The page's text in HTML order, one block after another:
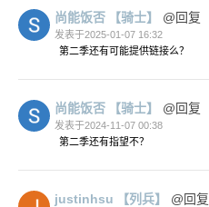
尚能饭否 【骑士】 @回复
发表于2025-01-07 16:32
第二季还有可能提供链接么？
尚能饭否 【骑士】 @回复
发表于2024-11-07 00:38
第二季还有指望不？
justinhsu 【列兵】 @回复